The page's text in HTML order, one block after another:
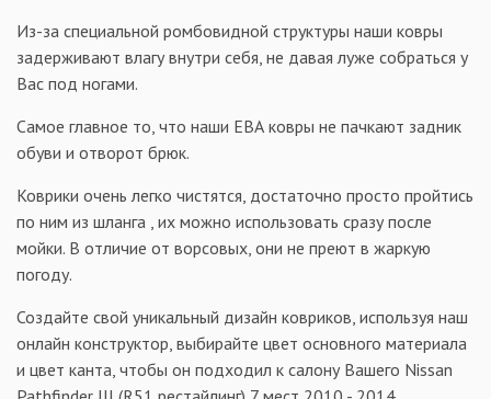
Из-за специальной ромбовидной структуры наши ковры
задерживают влагу внутри себя, не давая луже собраться у
Вас под ногами.
Самое главное то, что наши ЕВА ковры не пачкают задник
обуви и отворот брюк.
Коврики очень легко чистятся, достаточно просто пройтись
по ним из шланга , их можно использовать сразу после
мойки. В отличие от ворсовых, они не преют в жаркую
погоду.
Создайте свой уникальный дизайн ковриков, используя наш
онлайн конструктор, выбирайте цвет основного материала
и цвет канта, чтобы он подходил к салону Вашего Nissan